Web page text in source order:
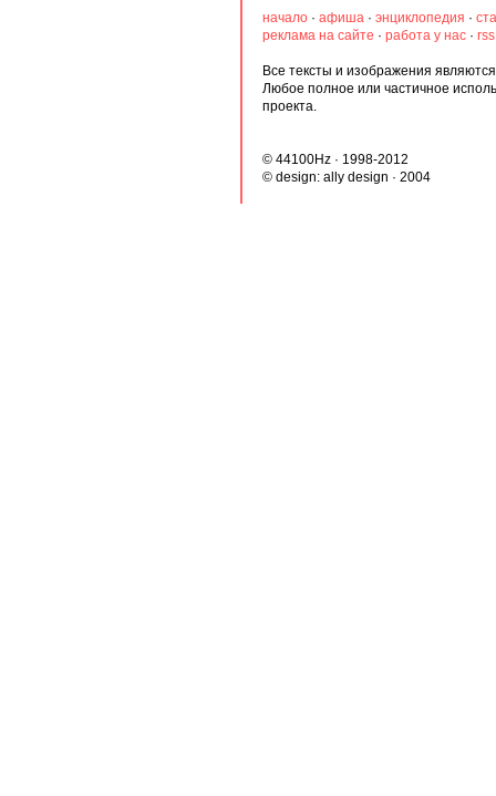
начало · афиша · энциклопедия ·
реклама на сайте · работа у нас ·
Все тексты и изображения
Любое полное или частичное
проекта.
© 44100Hz · 1998-2012
© design: ally design · 2004